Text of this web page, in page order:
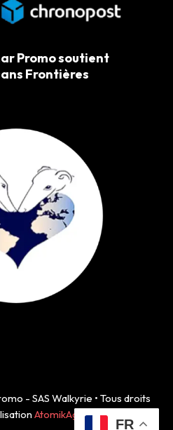
Promo soutient
Frontières
- SAS Walkyrie • Tous droits
AtomikAgency
FR